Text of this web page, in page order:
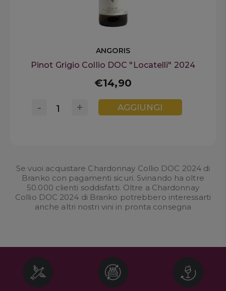
ANGORIS
Pinot Grigio Collio DOC "Locatelli" 2024
€14,90
+
- AGGIUNGI
Se vuoi acquistare Chardonnay Collio DOC 2024 di
Branko con pagamenti sicuri. Svinando ha oltre
50.000 clienti soddisfatti. Oltre a Chardonnay
Collio DOC 2024 di Branko potrebbero interessarti
anche altri nostri vini in pronta consegna